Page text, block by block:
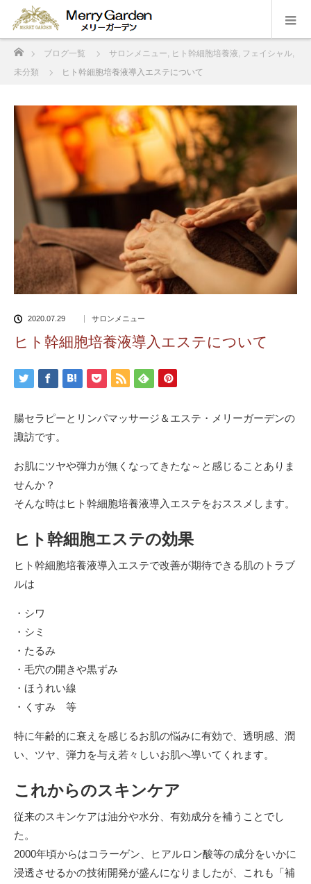
ブログ一覧 サロンメニュー, ヒト幹細胞培養液, フェイシャル,
未分類
ヒト幹細胞培養液導入エステについて
2020.07.29 サロンメニュー
ヒト幹細胞培養液導入エステについて
腸セラピーとリンパマッサージ＆エステ・メリーガーデンの
諏訪です。
お肌にツヤや弾力が無くなってきたな～と感じることありま
せんか？
そんな時はヒト幹細胞培養液導入エステをおススメします。
ヒト幹細胞エステの効果
ヒト幹細胞培養液導入エステで改善が期待できる肌のトラブ
ルは
・シワ
・シミ
・たるみ
・毛穴の開きや黒ずみ
・ほうれい線
・くすみ 等
特に年齢的に衰えを感じるお肌の悩みに有効で、透明感、潤
い、ツヤ、弾力を与え若々しいお肌へ導いてくれます。
これからのスキンケア
従来のスキンケアは油分や水分、有効成分を補うことでし
た。
2000年頃からはコラーゲン、ヒアルロン酸等の成分をいかに
浸透させるかの技術開発が盛んになりましたが、これも「補